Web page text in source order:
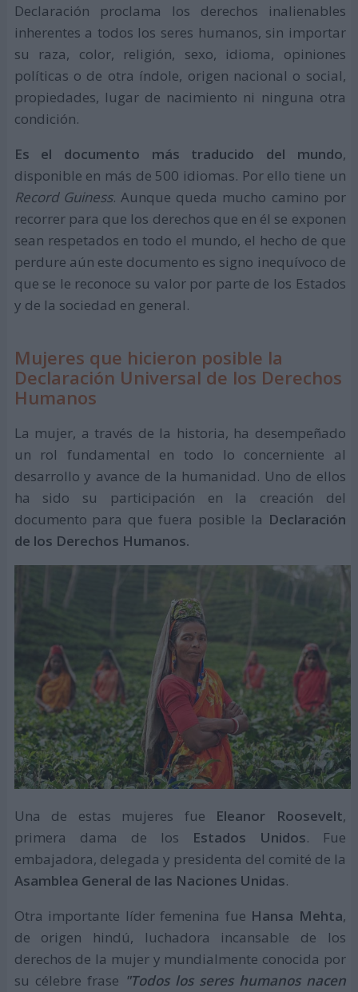
Declaración proclama los derechos inalienables
inherentes a todos los seres humanos, sin importar
su raza, color, religión, sexo, idioma, opiniones
políticas o de otra índole, origen nacional o social,
propiedades, lugar de nacimiento ni ninguna otra
condición.
Es el documento más traducido del mundo,
disponible en más de 500 idiomas. Por ello tiene un
Record Guiness. Aunque queda mucho camino por
recorrer para que los derechos que en él se exponen
sean respetados en todo el mundo, el hecho de que
perdure aún este documento es signo inequívoco de
que se le reconoce su valor por parte de los Estados
y de la sociedad en general.
Mujeres que hicieron posible la
Declaración Universal de los Derechos
Humanos
La mujer, a través de la historia, ha desempeñado
un rol fundamental en todo lo concerniente al
desarrollo y avance de la humanidad. Uno de ellos
ha sido su participación en la creación del
documento para que fuera posible la Declaración
de los Derechos Humanos.
Una de estas mujeres fue Eleanor Roosevelt,
primera dama de los Estados Unidos. Fue
embajadora, delegada y presidenta del comité de la
Asamblea General de las Naciones Unidas.
Otra importante líder femenina fue Hansa Mehta,
de origen hindú, luchadora incansable de los
derechos de la mujer y mundialmente conocida por
su célebre frase "Todos los seres humanos nacen